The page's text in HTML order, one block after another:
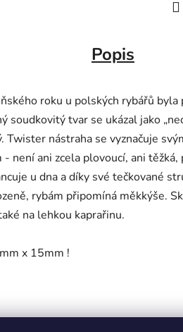
Popis
roku u polských rybářů byla
soudkovitý tvar se ukázal jako
Twister nástraha se vyznačuje
není ani zcela plovoucí, ani těžká,
u dna a díky své tečkované
rybám připomíná měkkýše.
na lehkou kaprařinu.
x 15mm !